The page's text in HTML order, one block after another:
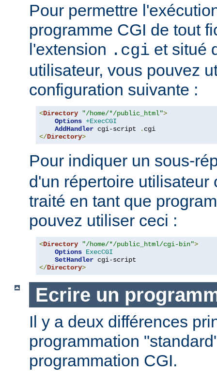
Pour permettre
programme CGI de tout
l'extension .cgi et situé
utilisateur, vous pouvez
configuration suivante :
<Directory "/home/*/public_html">
Options +ExecCGI
AddHandler cgi-script .
</Directory>
Pour indiquer un sous-
d'un répertoire utilisateur
traité en tant que
pouvez utiliser ceci :
<Directory "/home/*/public_html/cgi-bin">
Options ExecCGI
SetHandler
</Directory>
Ecrire un
Il y a deux différences
programmation
programmation CGI.